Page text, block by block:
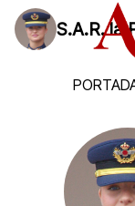
S.A.R. la